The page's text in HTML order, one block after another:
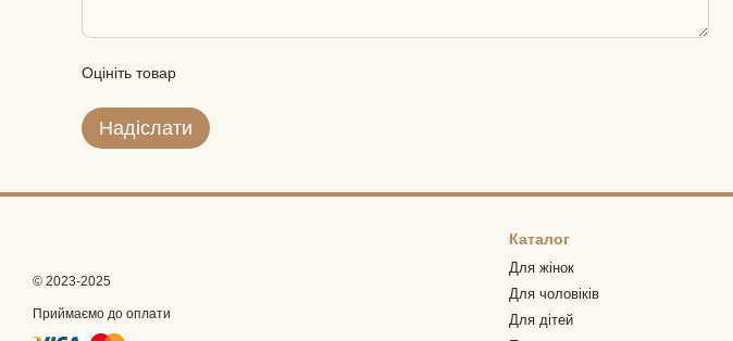
Оцініть товар
Надіслати
© 2023-2025
Приймаємо до оплати
Каталог
Для жінок
Для чоловіків
Для дітей